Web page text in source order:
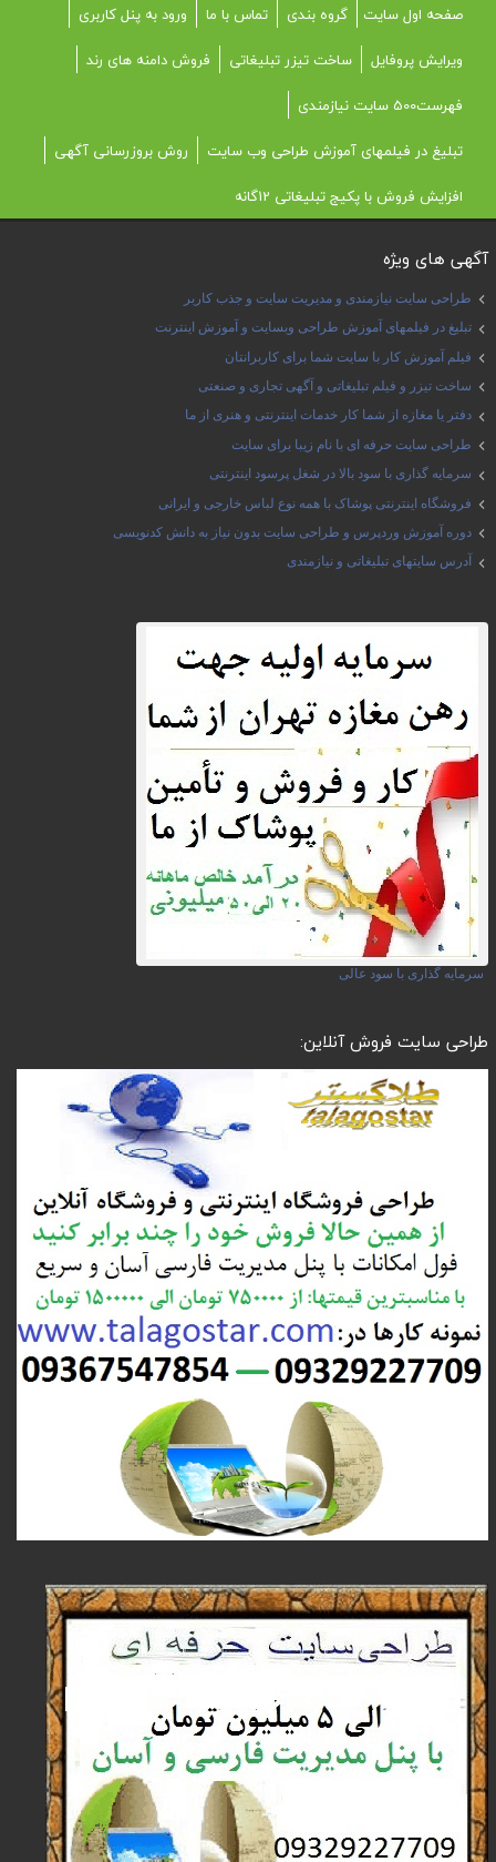
صفحه اول سایت گروه بندی تماس با ما
ورود به پنل کاربری
ویرایش پروفایل
ساخت تیزر تبلیغاتی
فروش دامنه های رند
فهرست500 سایت نیازمندی
تبلیغ در فیلمهای آموزش طراحی وب سایت
روش بروزرسانی آگهی
افزایش فروش با پکیج تبلیغاتی 12گانه
آگهی های ویژه
طراحی سایت نیازمندی و مدیریت سایت و جذب کاربر
تبلیغ در فیلمهای آموزش طراحی وبسایت و آموزش اینترنت
فیلم آموزش کار با سایت شما برای کاربرانتان
ساخت تیزر و فیلم تبلیغاتی و آگهی تجاری و صنعتی
دفتر یا مغازه از شما کار خدمات اینترنتی و هنری از ما
طراحی سایت حرفه ای با نام زیبا برای سایت
سرمایه گذاری با سود بالا در شغل پرسود اینترنتی
فروشگاه اینترنتی پوشاک با همه نوع لباس خارجی و ایرانی
دوره آموزش وردپرس و طراحی سایت بدون نیاز به دانش کدنویسی
آدرس سایتهای تبلیغاتی و نیازمندی
سرمایه گذاری با سود عالی
طراحی سایت فروش آنلاین: